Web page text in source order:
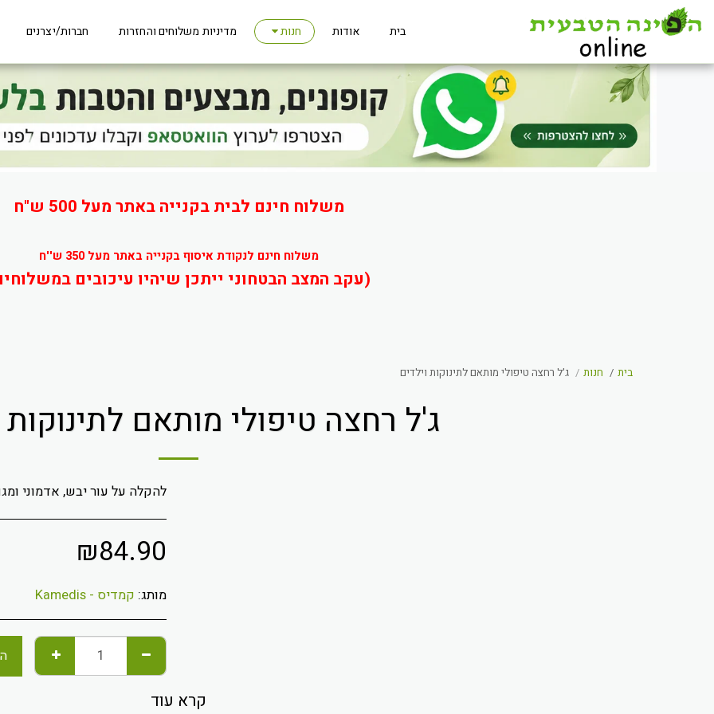
משלוח חינם לבית בקנייה באתר מעל 500 ש"ח
משלוח חינם לנקודת איסוף בקנייה באתר מעל 350 ש''ח
(עקב המצב הבטחוני ייתכן שיהיו עיכובים
בית אודות חנות מדיניות משלוחים והחזרות חברות/יצרנים
בית חנות ג'ל רחצה טיפולי מותאם לתינוקות וילדים
ג'ל רחצה טיפולי מותאם לתינוקות
להקלה על עור יבש, אדמוני
₪84.90
מותג: קמדיס - Kamedis
קרא עוד